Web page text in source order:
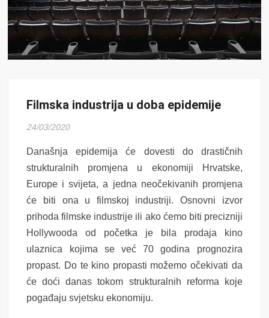
Filmska industrija u doba epidemije
24/03/2020
Današnja epidemija će dovesti do drastičnih
strukturalnih promjena u ekonomiji Hrvatske,
Europe i svijeta, a jedna neočekivanih promjena
će biti ona u filmskoj industriji. Osnovni izvor
prihoda filmske industrije ili ako ćemo biti precizniji
Hollywooda od početka je bila prodaja kino
ulaznica kojima se već 70 godina prognozira
propast. Do te kino propasti možemo očekivati da
će doći danas tokom strukturalnih reforma koje
pogađaju svjetsku ekonomiju.